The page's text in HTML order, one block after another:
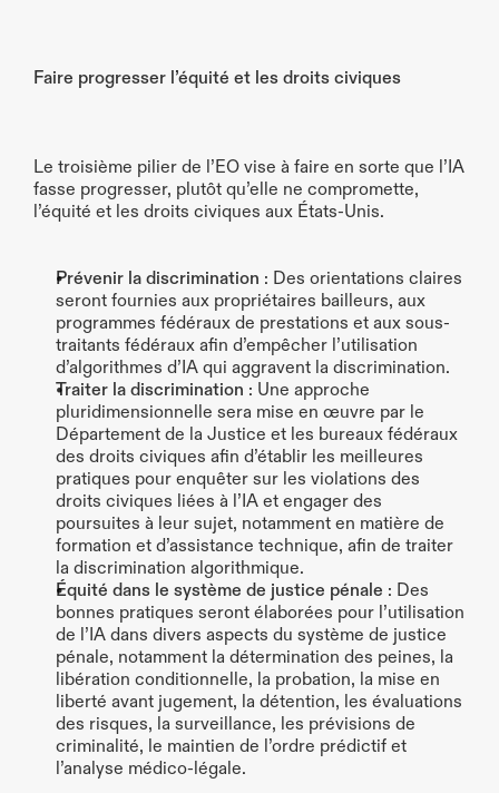
Faire progresser l’équité et les droits civiques
Le troisième pilier de l’EO vise à faire en sorte que l’IA
fasse progresser, plutôt qu’elle ne compromette,
l’équité et les droits civiques aux États-Unis.
Prévenir la discrimination : Des orientations claires
seront fournies aux propriétaires bailleurs, aux
programmes fédéraux de prestations et aux sous-
traitants fédéraux afin d’empêcher l’utilisation
d’algorithmes d’IA qui aggravent la discrimination.
Traiter la discrimination : Une approche
pluridimensionnelle sera mise en œuvre par le
Département de la Justice et les bureaux fédéraux
des droits civiques afin d’établir les meilleures
pratiques pour enquêter sur les violations des
droits civiques liées à l’IA et engager des
poursuites à leur sujet, notamment en matière de
formation et d’assistance technique, afin de traiter
la discrimination algorithmique.
Équité dans le système de justice pénale : Des
bonnes pratiques seront élaborées pour l’utilisation
de l’IA dans divers aspects du système de justice
pénale, notamment la détermination des peines, la
libération conditionnelle, la probation, la mise en
liberté avant jugement, la détention, les évaluations
des risques, la surveillance, les prévisions de
criminalité, le maintien de l’ordre prédictif et
l’analyse médico-légale.